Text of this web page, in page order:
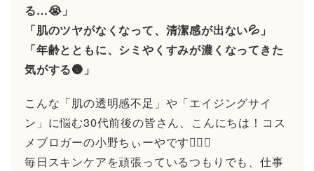
る…😭」
「肌のツヤがなくなって、清潔感が出ない💦」
「年齢とともに、シミやくすみが濃くなってきた
気がする🌚」
こんな「肌の透明感不足」や「エイジングサイ
ン」に悩む30代前後の皆さん、こんにちは！コス
メブロガーの小野ちぃーやです🙋‍♂️✨
毎日スキンケアを頑張っているつもりでも、仕事